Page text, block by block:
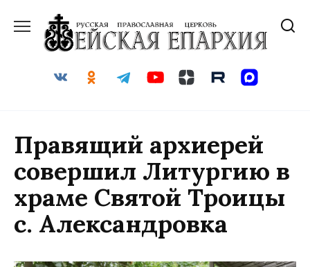
содержанию
Правящий архиерей
совершил Литургию в
храме Святой Троицы
с. Александровка